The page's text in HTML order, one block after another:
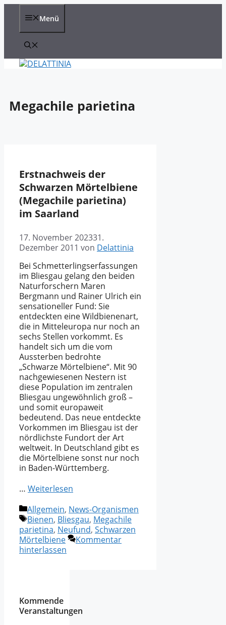
Zum
Menü
Megachile parietina
Erstnachweis der
Schwarzen Mörtelbiene
(Megachile parietina)
im Saarland
17. November 202331.
Dezember 2011 von Delattinia
Bei Schmetterlingserfassungen
im Bliesgau gelang den beiden
Naturforschern Maren
Bergmann und Rainer Ulrich ein
sensationeller Fund: Sie
entdeckten eine Wildbienenart,
die in Mitteleuropa nur noch an
sechs Stellen vorkommt. Es
handelt sich um die vom
Aussterben bedrohte
„Schwarze Mörtelbiene“. Mit 90
nachgewiesenen Nestern ist
diese Population im zentralen
Bliesgau ungewöhnlich groß –
und somit europaweit
bedeutend. Das neue entdeckte
Vorkommen im Bliesgau ist der
nördlichste Fundort der Art
weltweit. In Deutschland gibt es
die Mörtelbiene sonst nur noch
in Baden-Württemberg.
… Weiterlesen
Kategorien
Allgemein, News-Organismen
Schlagwörter
Bienen, Bliesgau, Megachile
parietina, Neufund, Schwarzen
Mörtelbiene
Kommentar
hinterlassen
Kommende
Veranstaltungen